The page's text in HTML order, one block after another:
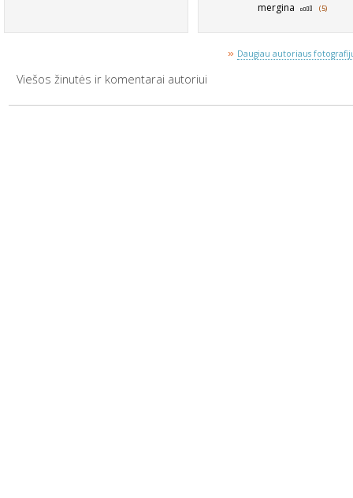
mergina (5)
» Daugiau autoriaus
Viešos žinutės ir komentarai autoriui